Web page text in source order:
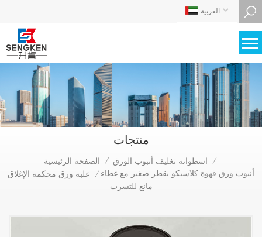
العربية
منتجات
الصفحة الرئيسية / اسطوانة تغليف أنبوب الورق /
علبة ورق محكمة الإغلاق / أنبوب ورق قهوة كلاسيكو بقطر صغير مع غطاء
مانع للتسرب